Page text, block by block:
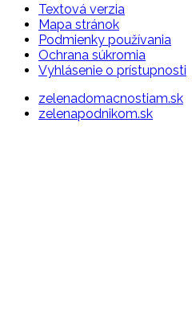
Textová verzia
Mapa stránok
Podmienky používania
Ochrana súkromia
Vyhlásenie o prístupnosti
zelenadomacnostiam.sk
zelenapodnikom.sk